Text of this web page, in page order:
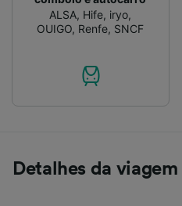
ALSA, Hife, iryo,
OUIGO, Renfe, SNCF
Detalhes da viagem